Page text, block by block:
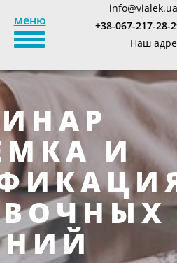
меню
TOGGLE_NAVIGATION
info@vialek.ua
+38-067-217-28-
Наш
И